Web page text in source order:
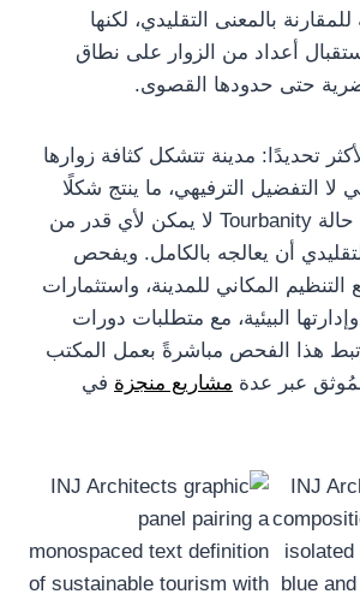
بالمعنى التقليدي، لكنها
أعداد من الزوار على نطاق
حتى حدودها القصوى.
تحديدًا: مدينة تتشكل كثافة زوارها
لا التفضيل الترفيهي، ما ينتج شكلًا
دوريًا ومتطرفًا من حالة Tourbanity لا يمكن لأي قدر من
أن يعالجه بالكامل. ويفحص
المكاني للمدينة، واستثمارات
وإدارتها البيئية، مع متطلبات دورات
هذا الفحص مباشرةً بعمل المكتب
عبر عدة مشاريع منجزة في